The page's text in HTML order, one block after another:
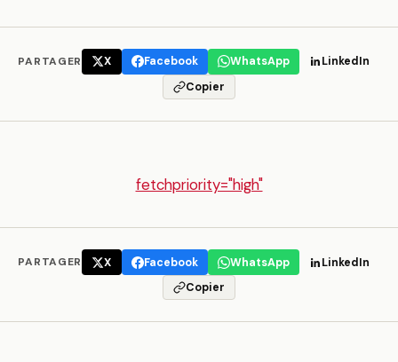
PARTAGER X Facebook WhatsApp
LinkedIn
Copier
fetchpriority="high"
PARTAGER X Facebook WhatsApp
LinkedIn
Copier